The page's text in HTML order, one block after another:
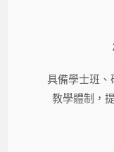
具備學士班、
教學體制，